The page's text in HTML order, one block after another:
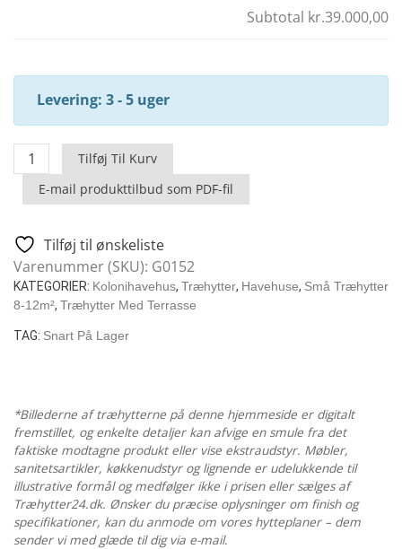
Subtotal kr.39.000,00
Levering: 3 - 5 uger
Træhytte
Med
Kanopi
D
/
9
M2
/
44
3
X
3
M
antal
Tilføj Til Kurv
E-mail produkttilbud som PDF-fil
Tilføj til ønskeliste
Varenummer (SKU): G0152
KATEGORIER: Kolonihavehus, Træhytter, Havehuse, Små Træhytter
8-12m², Træhytter Med Terrasse
TAG: Snart På Lager
*Billederne af træhytterne på denne hjemmeside er digitalt
fremstillet, og enkelte detaljer kan afvige en smule fra det
faktiske modtagne produkt eller vise ekstraudstyr. Møbler,
sanitetsartikler, køkkenudstyr og lignende er udelukkende til
illustrative formål og medfølger ikke i prisen eller sælges af
Træhytter24.dk. Ønsker du præcise oplysninger om finish og
specifikationer, kan du anmode om vores hytteplaner – dem
sender vi med glæde til dig via e-mail.